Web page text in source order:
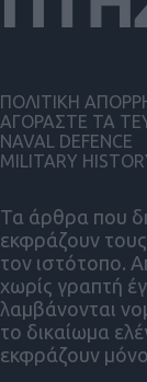
Τα άρθρα που
εκφράζουν
τον ιστότοπο.
χωρίς γραπτή
λαμβάνονται
το δικαίωμα
εκφράζουν
ΠΟΛΙΤΙΚΗ
ΑΓΟΡΑΣΤΕ ΤΑ
NAVAL DEFENCE
MILITARY